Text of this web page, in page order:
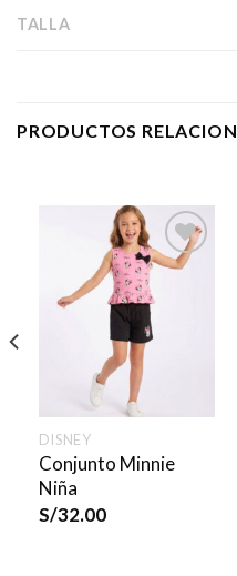
TALLA
PRODUCTOS
DISNEY
Conjunto Minnie
Niña
S/32.00